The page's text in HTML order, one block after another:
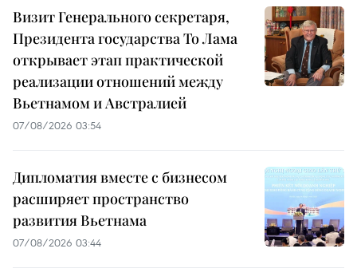
Визит Генерального секретаря,
Президента государства То Лама
открывает этап практической
реализации отношений между
Вьетнамом и Австралией
07/08/2026 03:54
Дипломатия вместе с бизнесом
расширяет пространство
развития Вьетнама
07/08/2026 03:44